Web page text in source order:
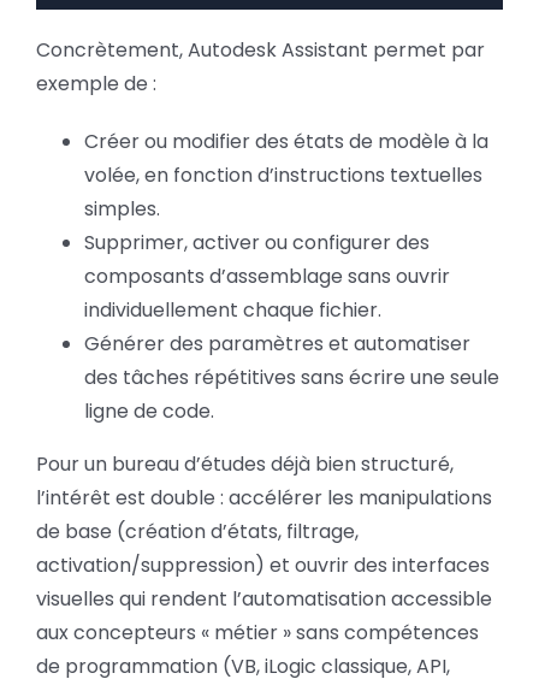
Concrètement, Autodesk Assistant permet par
exemple de :
Créer ou modifier des états de modèle à la
volée, en fonction d’instructions textuelles
simples.
Supprimer, activer ou configurer des
composants d’assemblage sans ouvrir
individuellement chaque fichier.
Générer des paramètres et automatiser
des tâches répétitives sans écrire une seule
ligne de code.
Pour un bureau d’études déjà bien structuré,
l’intérêt est double : accélérer les manipulations
de base (création d’états, filtrage,
activation/suppression) et ouvrir des interfaces
visuelles qui rendent l’automatisation accessible
aux concepteurs « métier » sans compétences
de programmation (VB, iLogic classique, API,